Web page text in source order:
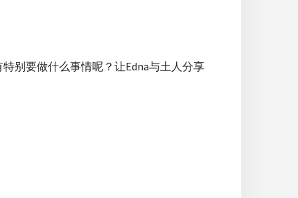
别要做什么事情呢？让Edna与土人分享